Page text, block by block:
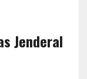
Jenderal